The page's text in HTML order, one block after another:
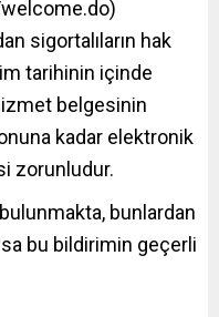
sigortalıların hak
tarihinin içinde
belgesinin
kadar elektronik
zorunludur.
bunlardan
bu bildirimin geçerli